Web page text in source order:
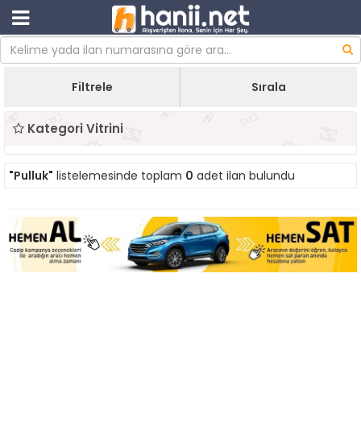
Filtrele Sırala
Kategori Vitrini
"Pulluk" listelemesinde toplam 0 adet ilan bulundu